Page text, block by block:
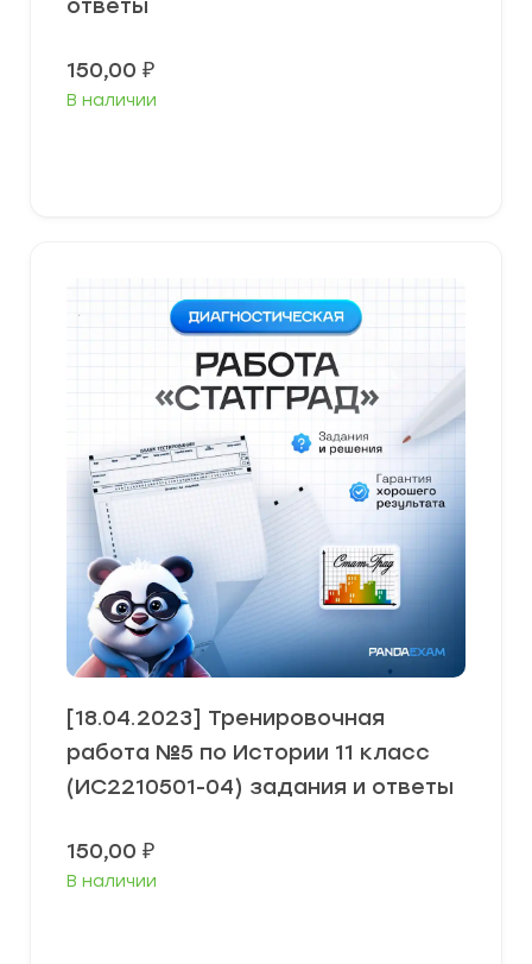
ответы
150,00 ₽
В наличии
[18.04.2023] Тренировочная
работа №5 по Истории 11 класс
(ИС2210501-04) задания и ответы
150,00 ₽
В наличии